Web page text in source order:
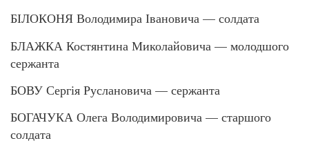
БІЛОКОНЯ Володимира Івановича — солдата
БЛАЖКА Костянтина Миколайовича — молодшого
сержанта
БОВУ Сергія Руслановича — сержанта
БОГАЧУКА Олега Володимировича — старшого
солдата